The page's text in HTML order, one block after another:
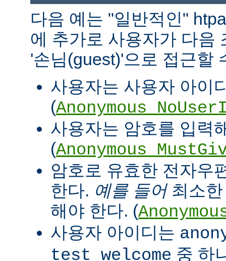
다음 예는 "일반적인"
에 추가로 사용자가 다음
'손님(guest)'으로 접근할
사용자는 사용자 아이
(
사용자는 암호를 입력
(
암호로 유효한 전자우
한다. 예를 들어최소한
해야 한다. (
사용자 아이디는
test welcome 중 하